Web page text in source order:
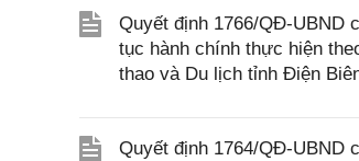
Quyết định 1766/QĐ-UBND
tục hành chính thực hiện
thao và Du lịch tỉnh Điện
Quyết định 1764/QĐ-UBND